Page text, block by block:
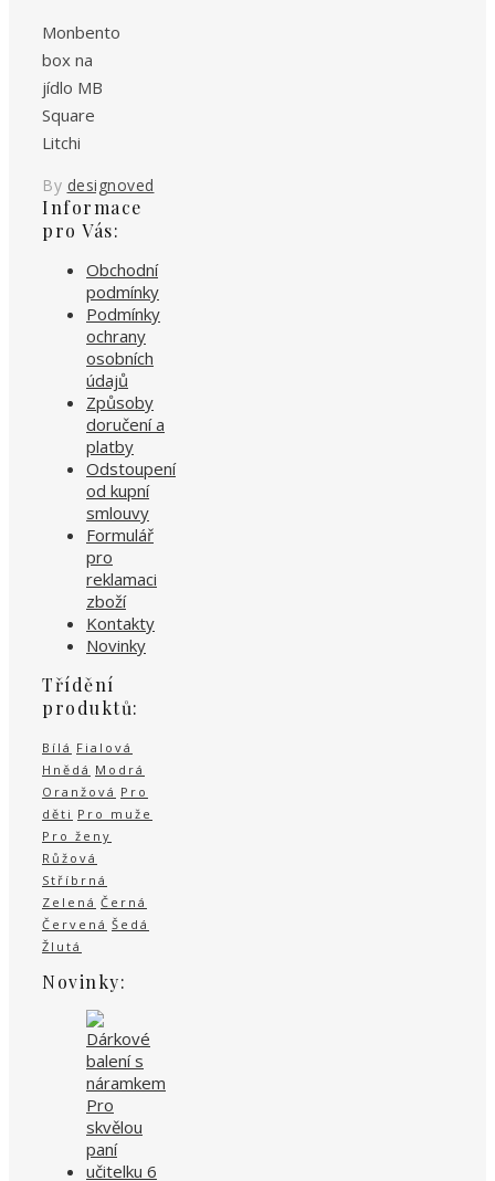
Monbento
box na
jídlo MB
Square
Litchi
By designoved
Informace
pro Vás:
Obchodní
podmínky
Podmínky
ochrany
osobních
údajů
Způsoby
doručení a
platby
Odstoupení
od kupní
smlouvy
Formulář
pro
reklamaci
zboží
Kontakty
Novinky
Třídění
produktů:
Bílá Fialová
Hnědá Modrá
Oranžová Pro
děti Pro muže
Pro ženy
Růžová
Stříbrná
Zelená Černá
Červená Šedá
Žlutá
Novinky: